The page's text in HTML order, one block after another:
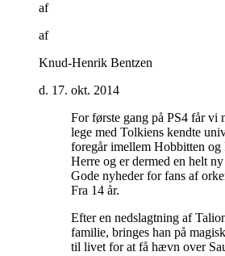
af
af
Knud-Henrik Bentzen
d. 17. okt. 2014
For første gang på PS4 får vi
lege med Tolkiens kendte
foregår imellem Hobbitten og
Herre og er dermed en helt
Gode nyheder for fans af
Fra 14 år.
Efter en nedslagtning af
familie, bringes han på
til livet for at få hævn over